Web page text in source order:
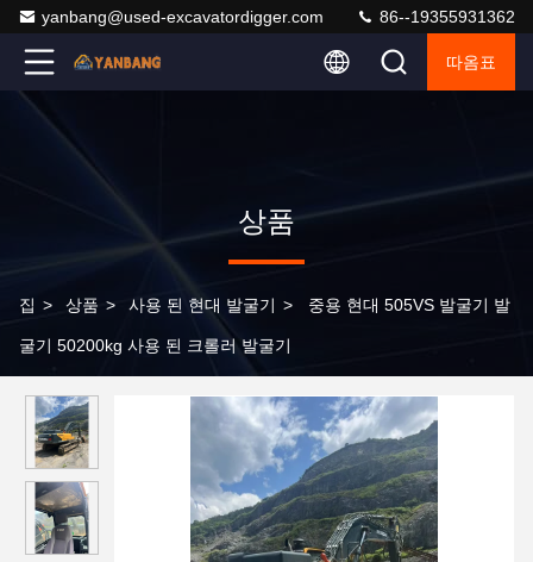
yanbang@used-excavatordigger.com 86--19355931362
따옴표
상품
집 > 상품 > 사용 된 현대 발굴기 > 중용 현대 505VS 발굴기 발
굴기 50200kg 사용 된 크롤러 발굴기